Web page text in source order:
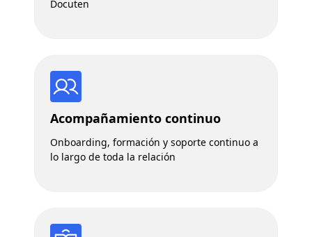
Docuten
Acompañamiento continuo
Onboarding, formación y soporte continuo a
lo largo de toda la relación